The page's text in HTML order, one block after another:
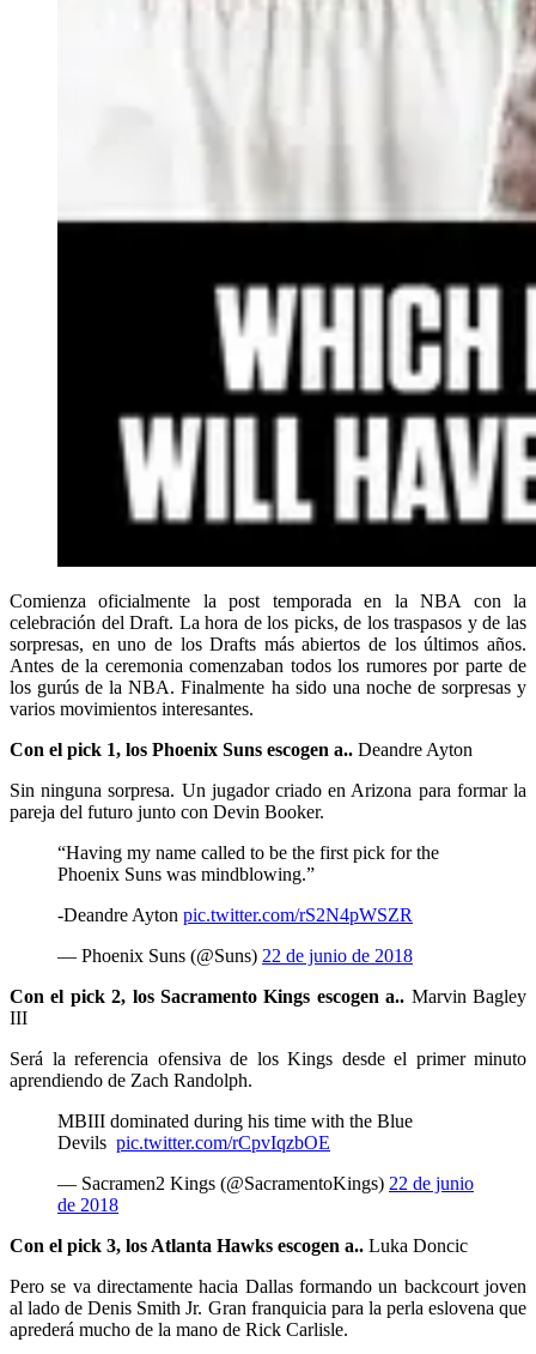
Comienza oficialmente la post temporada en la NBA con la
celebración del Draft. La hora de los picks, de los traspasos y de las
sorpresas, en uno de los Drafts más abiertos de los últimos años.
Antes de la ceremonia comenzaban todos los rumores por parte de
los gurús de la NBA. Finalmente ha sido una noche de sorpresas y
varios movimientos interesantes.
Con el pick 1, los Phoenix Suns escogen a.. Deandre Ayton
Sin ninguna sorpresa. Un jugador criado en Arizona para formar la
pareja del futuro junto con Devin Booker.
“Having my name called to be the first pick for the
Phoenix Suns was mindblowing.”
-Deandre Ayton pic.twitter.com/rS2N4pWSZR
— Phoenix Suns (@Suns) 22 de junio de 2018
Con el pick 2, los Sacramento Kings escogen a.. Marvin Bagley
III
Será la referencia ofensiva de los Kings desde el primer minuto
aprendiendo de Zach Randolph.
MBIII dominated during his time with the Blue
Devils pic.twitter.com/rCpvIqzbOE
— Sacramen2 Kings (@SacramentoKings) 22 de junio
de 2018
Con el pick 3, los Atlanta Hawks escogen a.. Luka Doncic
Pero se va directamente hacia Dallas formando un backcourt joven
al lado de Denis Smith Jr. Gran franquicia para la perla eslovena que
aprederá mucho de la mano de Rick Carlisle.